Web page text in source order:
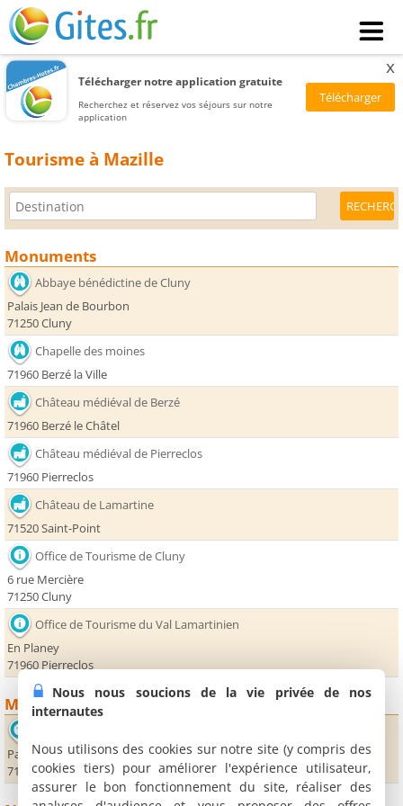
Télécharger notre application gratuite
Recherchez et réservez vos séjours sur notre
application
x
Tourisme à Mazille
Monuments
Abbaye bénédictine de Cluny
Palais Jean de Bourbon
71250 Cluny
Chapelle des moines
71960 Berzé la Ville
Château médiéval de Berzé
71960 Berzé le Châtel
Château médiéval de Pierreclos
71960 Pierreclos
Château de Lamartine
71520 Saint-Point
Office de Tourisme de Cluny
6 rue Mercière
71250 Cluny
Office de Tourisme du Val Lamartinien
En Planey
71960 Pierreclos
Musées
Parc Abbatial
71250 Cluny
Nous nous soucions de la vie privée de nos
internautes
Nous utilisons des cookies sur notre site (y compris des
cookies tiers) pour améliorer l'expérience utilisateur,
assurer le bon fonctionnement du site, réaliser des